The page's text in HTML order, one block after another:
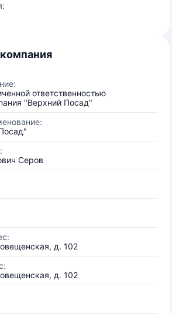
ответственностью
"Верхний Посад"
Серов
д. 102
д. 102